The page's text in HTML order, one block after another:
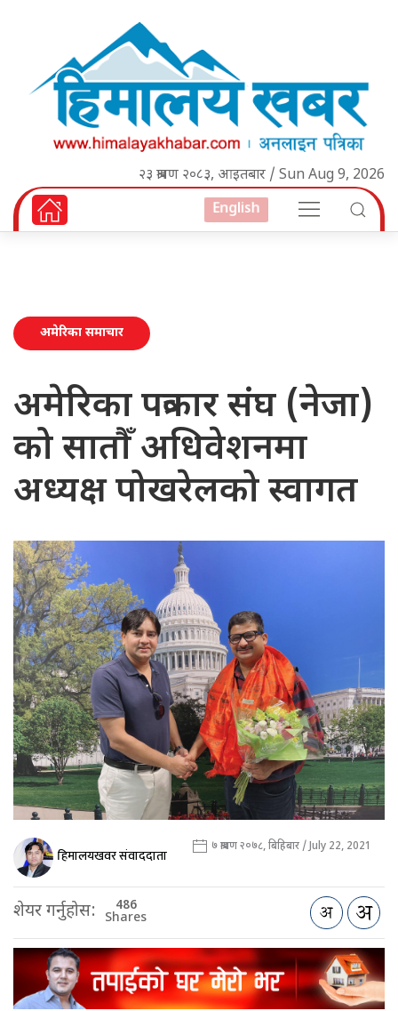
२३ श्रावण २०८३, आइतबार / Sun Aug 9, 2026
English
अमेरिका समाचार
अमेरिका पत्रकार संघ (नेजा)
को सातौँ अधिवेशनमा
अध्यक्ष पोखरेलको स्वागत
हिमालयखवर संवाददाता ७ श्रावण २०७८, बिहिबार / July 22, 2021
शेयर गर्नुहोस: 486
Shares